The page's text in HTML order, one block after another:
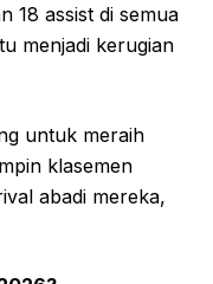
18 assist di semua
menjadi kerugian
untuk meraih
klasemen
abadi mereka,